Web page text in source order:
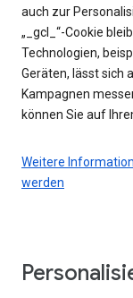
auch zur
„_gcl_“-Cookie
Technologien,
Geräten, lässt sich
Kampagnen
können Sie auf
Weitere
werden